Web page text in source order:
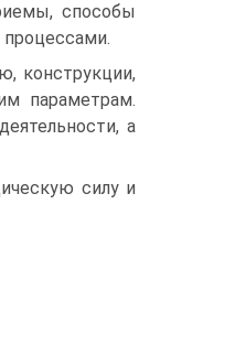
способы
конструкции,
параметрам.
а
силу и